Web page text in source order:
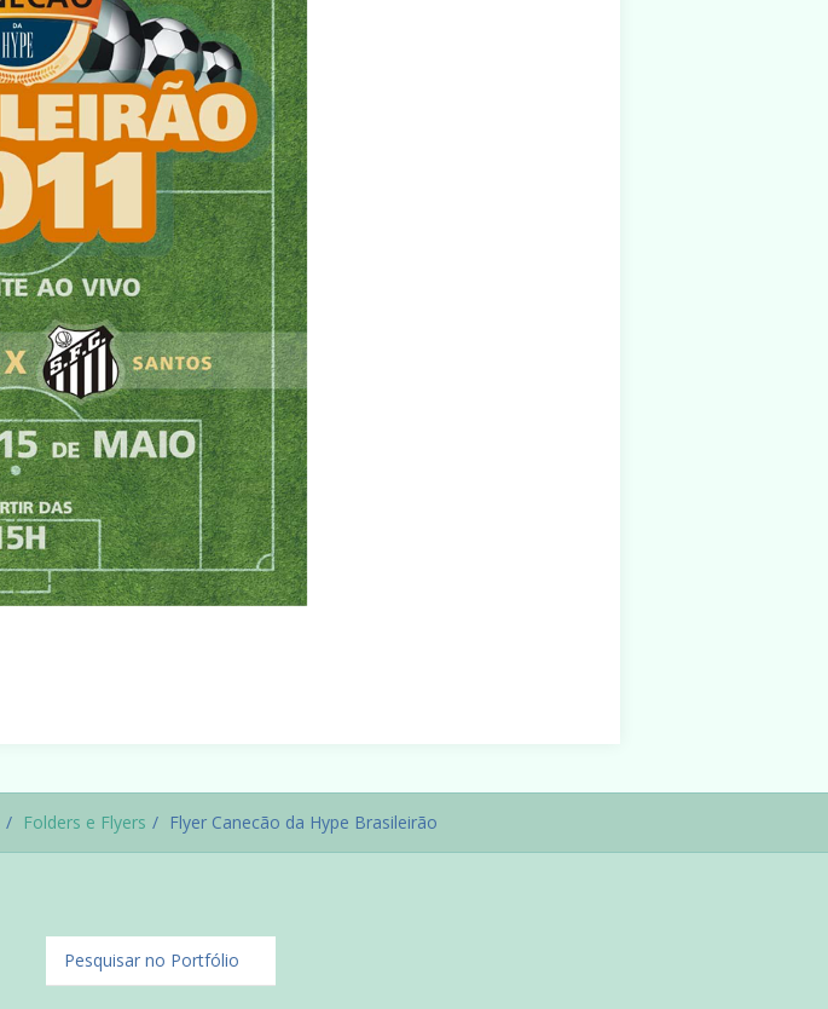
Folders e Flyers Flyer Canecão da Hype Brasileirão